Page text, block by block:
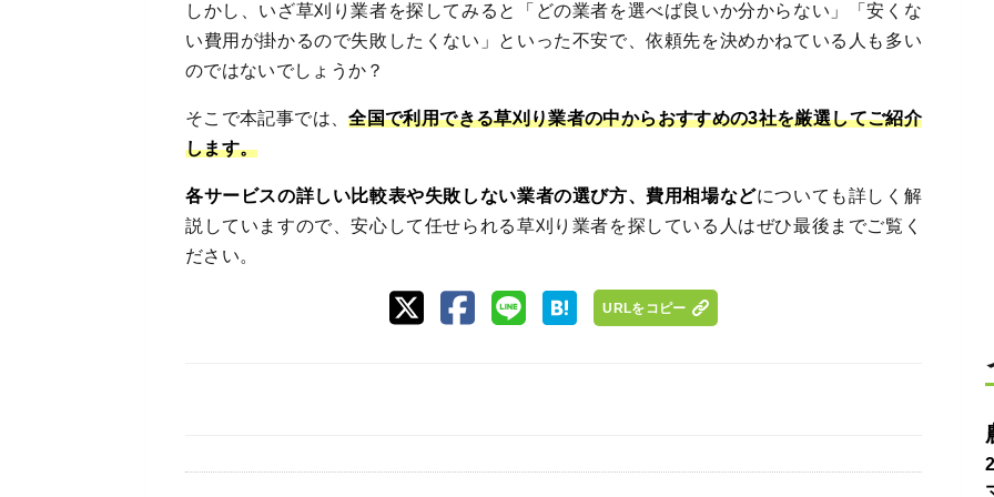
しかし、いざ草刈り業者を探してみると「どの業者を選べば良いか分からない」「安くな
い費用が掛かるので失敗したくない」といった不安で、依頼先を決めかねている人も多い
のではないでしょうか？
そこで本記事では、全国で利用できる草刈り業者の中からおすすめの3社を厳選してご紹介
します。
各サービスの詳しい比較表や失敗しない業者の選び方、費用相場などについても詳しく解
説していますので、安心して任せられる草刈り業者を探している人はぜひ最後までご覧く
ださい。
URLをコピー